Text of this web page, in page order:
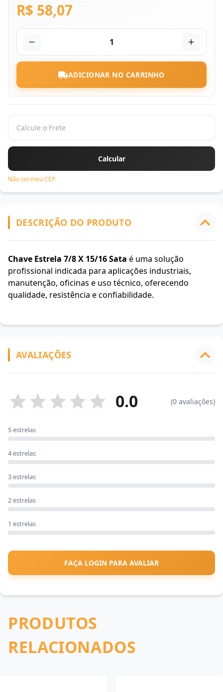
R$ 58,07
1
ADICIONAR NO CARRINHO
Não sei meu CEP
DESCRIÇÃO DO PRODUTO
Chave Estrela 7/8 X 15/16 Sata é uma solução
profissional indicada para aplicações industriais,
manutenção, oficinas e uso técnico, oferecendo
qualidade, resistência e confiabilidade.
AVALIAÇÕES
0.0 (0 avaliações)
5 estrelas
4 estrelas
3 estrelas
2 estrelas
1 estrelas
FAÇA LOGIN PARA AVALIAR
PRODUTOS
RELACIONADOS